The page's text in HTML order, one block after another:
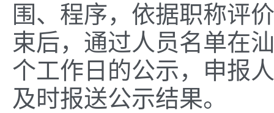
围、程序，依据职称评
束后，通过人员名单在
个工作日的公示，申报
及时报送公示结果。